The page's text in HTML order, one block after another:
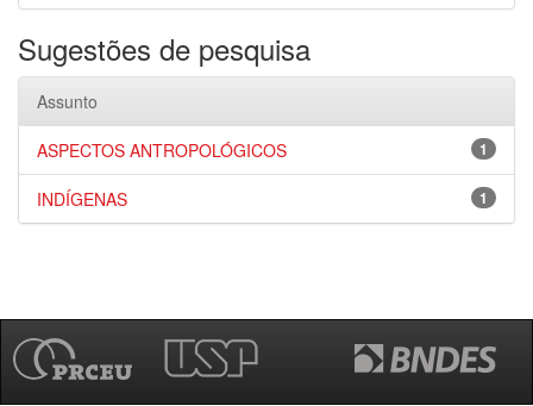
Sugestões de pesquisa
Assunto
1
ASPECTOS ANTROPOLÓGICOS
1
INDÍGENAS